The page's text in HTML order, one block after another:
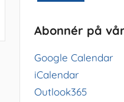
Abonnér på
Google Calendar
iCalendar
Outlook365